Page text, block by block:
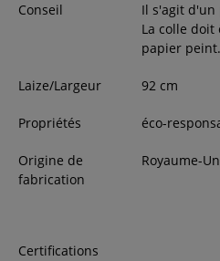
Conseil
Il s'agit
La colle
papier peint.
Laize/Largeur 92 cm
Propriétés éco-
Origine de
fabrication
Royaume-
Certifications